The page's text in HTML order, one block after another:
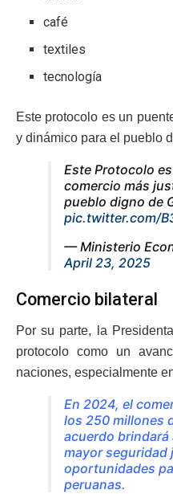
café
textiles
tecnología
Este protocolo es un
y dinámico para el pueblo
Este Protocolo
comercio más
pueblo digno de
pic.twitter.com/
— Ministerio
April 23, 2025
Comercio bilateral
Por su parte, la
protocolo como un
naciones, especialmente
En 2024, el
los 250 millones
acuerdo brindará
mayor seguridad
oportunidades
peruanas.